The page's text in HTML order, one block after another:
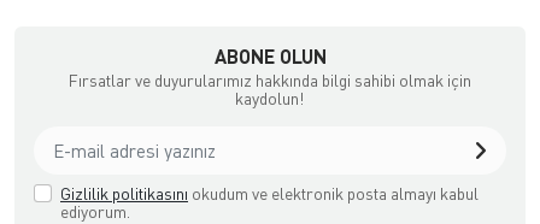
ABONE OLUN
Fırsatlar ve duyurularımız hakkında bilgi sahibi olmak için
kaydolun!
Gizlilik politikasını okudum ve elektronik posta almayı kabul
ediyorum.